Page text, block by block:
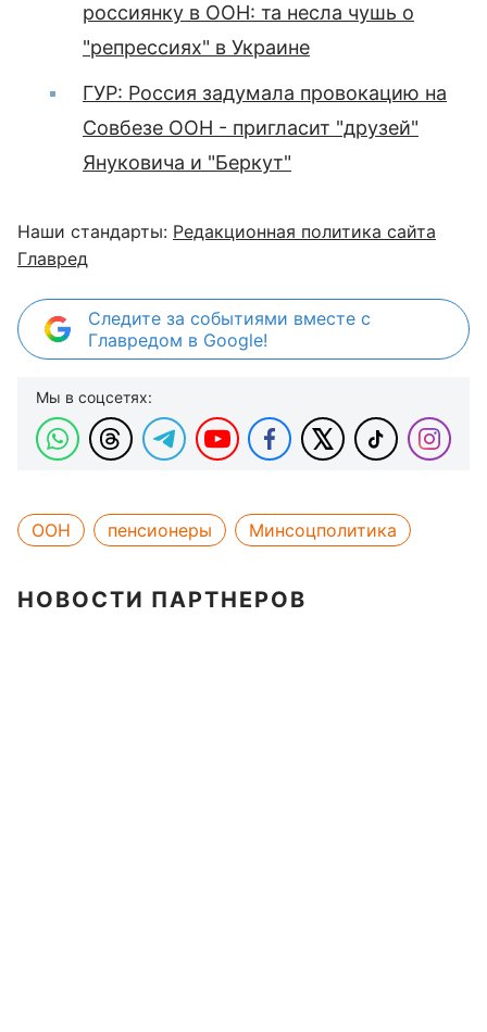
россиянку в ООН: та несла чушь о
"репрессиях" в Украине
ГУР: Россия задумала провокацию на
Совбезе ООН - пригласит "друзей"
Януковича и "Беркут"
Наши стандарты: Редакционная политика сайта
Главред
Следите за событиями вместе с
Главредом в Google!
Мы в соцсетях:
ООН пенсионеры Минсоцполитика
НОВОСТИ ПАРТНЕРОВ